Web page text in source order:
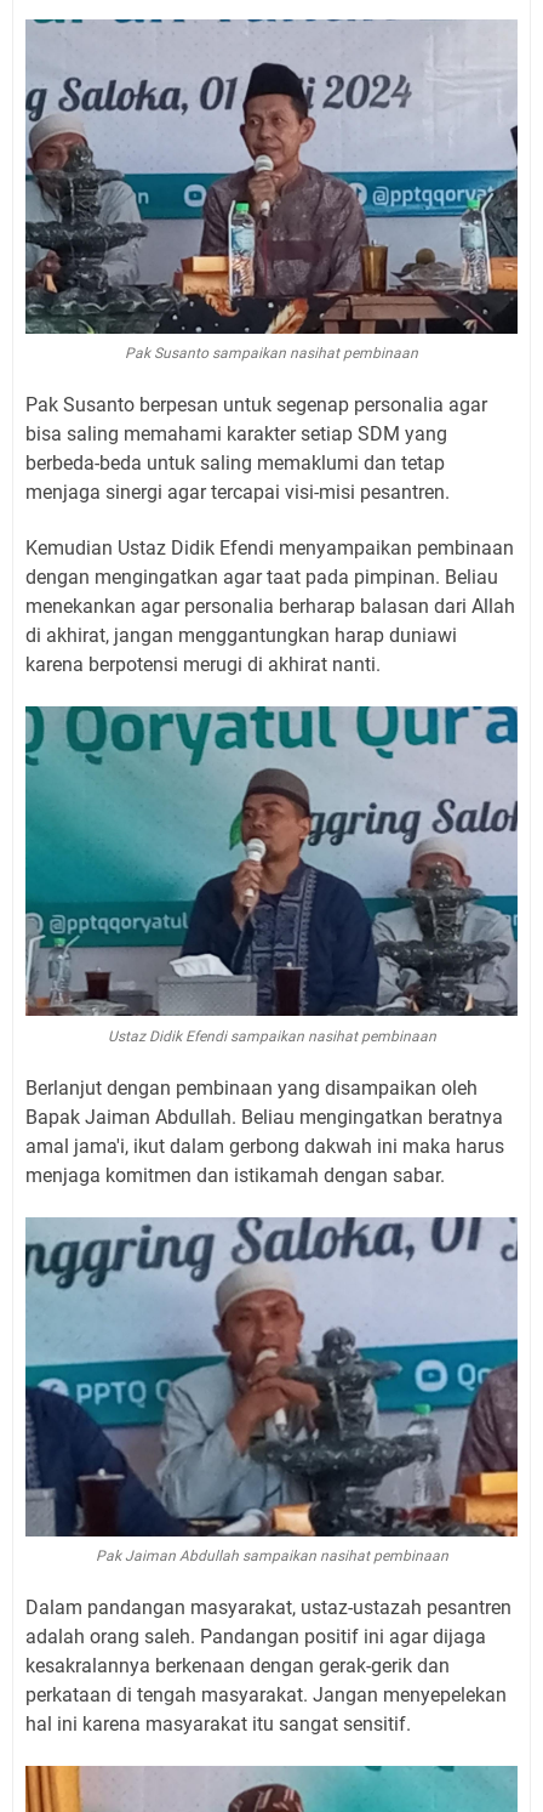
Pak Susanto sampaikan nasihat pembinaan
Pak Susanto berpesan untuk segenap personalia agar
bisa saling memahami karakter setiap SDM yang
berbeda-beda untuk saling memaklumi dan tetap
menjaga sinergi agar tercapai visi-misi pesantren.
Kemudian Ustaz Didik Efendi menyampaikan pembinaan
dengan mengingatkan agar taat pada pimpinan. Beliau
menekankan agar personalia berharap balasan dari Allah
di akhirat, jangan menggantungkan harap duniawi
karena berpotensi merugi di akhirat nanti.
Ustaz Didik Efendi sampaikan nasihat pembinaan
Berlanjut dengan pembinaan yang disampaikan oleh
Bapak Jaiman Abdullah. Beliau mengingatkan beratnya
amal jama'i, ikut dalam gerbong dakwah ini maka harus
menjaga komitmen dan istikamah dengan sabar.
Pak Jaiman Abdullah sampaikan nasihat pembinaan
Dalam pandangan masyarakat, ustaz-ustazah pesantren
adalah orang saleh. Pandangan positif ini agar dijaga
kesakralannya berkenaan dengan gerak-gerik dan
perkataan di tengah masyarakat. Jangan menyepelekan
hal ini karena masyarakat itu sangat sensitif.